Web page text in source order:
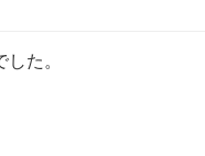
た。